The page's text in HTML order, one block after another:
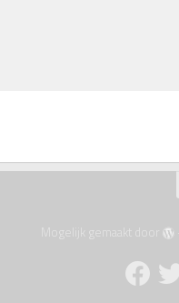
Mogelijk gemaakt door